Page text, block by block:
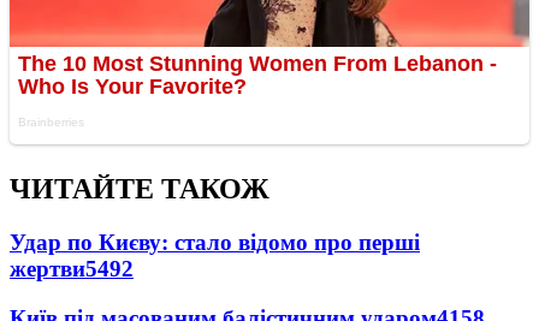
ЧИТАЙТЕ ТАКОЖ
Удар по Києву: стало відомо про перші
жертви5492